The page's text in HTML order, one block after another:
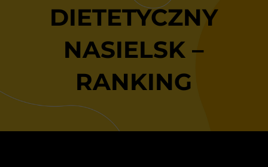
DIETETYCZNY
NASIELSK –
RANKING